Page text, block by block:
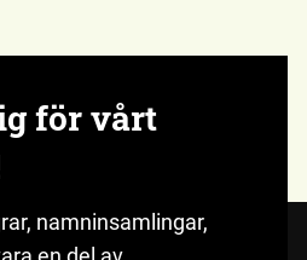
för vårt
namninsamlingar,